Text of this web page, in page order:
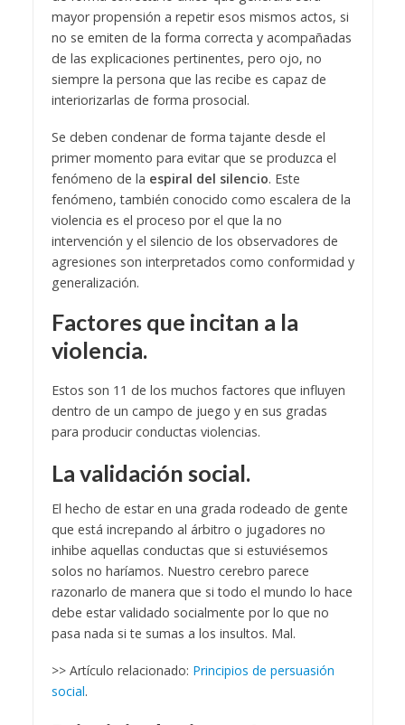
mayor propensión a repetir esos mismos actos, si
no se emiten de la forma correcta y acompañadas
de las explicaciones pertinentes, pero ojo, no
siempre la persona que las recibe es capaz de
interiorizarlas de forma prosocial.
Se deben condenar de forma tajante desde el
primer momento para evitar que se produzca el
fenómeno de la espiral del silencio. Este
fenómeno, también conocido como escalera de la
violencia es el proceso por el que la no
intervención y el silencio de los observadores de
agresiones son interpretados como conformidad y
generalización.
Factores que incitan a la
violencia.
Estos son 11 de los muchos factores que influyen
dentro de un campo de juego y en sus gradas
para producir conductas violencias.
La validación social.
El hecho de estar en una grada rodeado de gente
que está increpando al árbitro o jugadores no
inhibe aquellas conductas que si estuviésemos
solos no haríamos. Nuestro cerebro parece
razonarlo de manera que si todo el mundo lo hace
debe estar validado socialmente por lo que no
pasa nada si te sumas a los insultos. Mal.
>> Artículo relacionado: Principios de persuasión
social.